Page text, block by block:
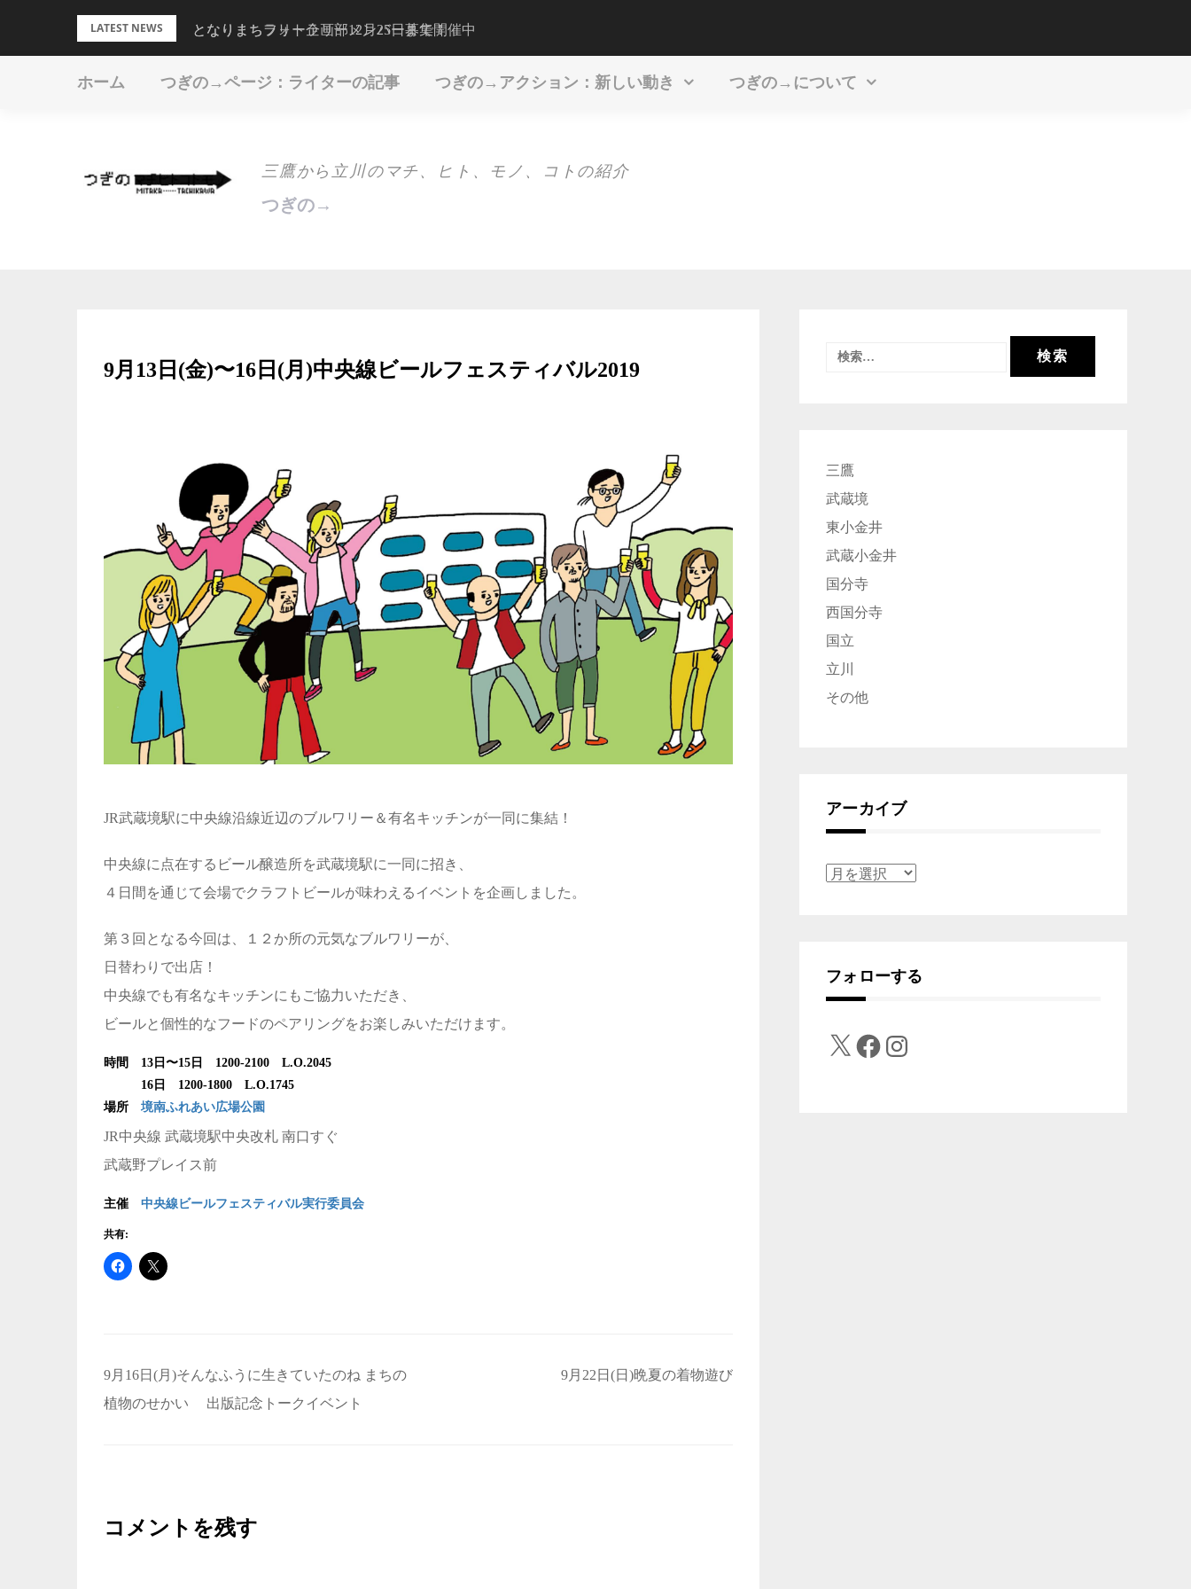
LATEST NEWS となりまちフォトラリー12月25日まで開催中
となりまちラリー企画部メンバー募集！
ホーム つぎの→ページ：ライターの記事 つぎの→アクション：新しい動き つぎの→について
三鷹から立川のマチ、ヒト、モノ、コトの紹介
つぎの→
9月13日(金)〜16日(月)中央線ビールフェスティバル2019
JR武蔵境駅に中央線沿線近辺のブルワリー＆有名キッチンが一同に集結！
中央線に点在するビール醸造所を武蔵境駅に一同に招き、
４日間を通じて会場でクラフトビールが味わえるイベントを企画しました。
第３回となる今回は、１２か所の元気なブルワリーが、
日替わりで出店！
中央線でも有名なキッチンにもご協力いただき、
ビールと個性的なフードのペアリングをお楽しみいただけます。
時間 13日〜15日 1200-2100 L.O.2045
16日 1200-1800 L.O.1745
場所 境南ふれあい広場公園
JR中央線 武蔵境駅中央改札 南口すぐ
武蔵野プレイス前
主催 中央線ビールフェスティバル実行委員会
共有:
投
稿
ー
9月16日(月)そんなふうに生きていたのね まちの
植物のせかい 出版記念トークイベント
9月22日(日)晩夏の着物遊び
コメントを残す
検
三鷹
武蔵境
東小金井
武蔵小金井
国分寺
西国分寺
国立
立川
その他
アーカイブ
ア
ブ
フォローする
X FacebookInstagram